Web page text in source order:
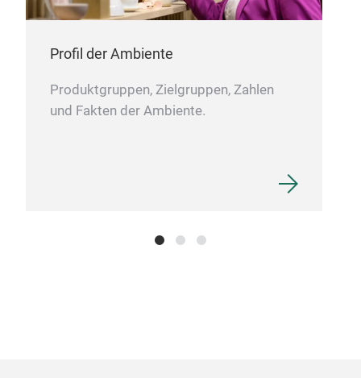
Profil der Ambiente
Produktgruppen, Zielgruppen, Zahlen
und Fakten der Ambiente.